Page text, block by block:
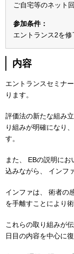
ご自宅等のネット
参加条件：
エントランス2を
内容
エントランスセミナー
ります。
評価法の新たな組み立
り組みが明確になり、
す。
また、 EBの説明にお
込みながら、
インフ
インファは、 術者の
を手離すことにより
これらの取り組みが
日目の内容を中心に